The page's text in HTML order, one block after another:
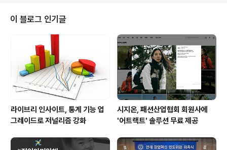
랜드간의 소통이 진행되는 감성 마케팅이 가능하다. 어트
랙트를 운영 중인 시지온(김미균·김범진 공동대표)은 코로
나 펜데믹으로 들어서면서 부터, 어려운 상황을 이어가고
있는 중소벤처기업들에게 자사 솔루션 어트랙트를 무상 제
공하는 등 기업지원에 계속 힘써왔다. 네파 어트랙트 활용
사례(출처: 네파몰 공식홈페이지) 지난 1월에 어트랙..
이 블로그 인기글
라이브리 인사이트, 통계 기능 업
그레이드로 저널리즘 강화
시지온, 패션산업협회 회원사에
'어트랙트' 솔루션 무료 제공